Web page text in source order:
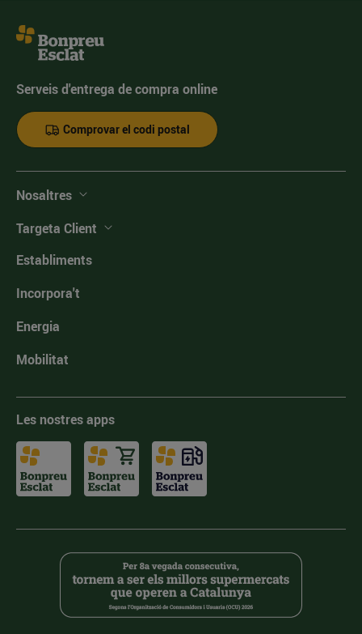
Serveis d'entrega de compra online
Comprovar el codi postal
Nosaltres
Targeta Client
Establiments
Incorpora't
Energia
Mobilitat
Les nostres apps